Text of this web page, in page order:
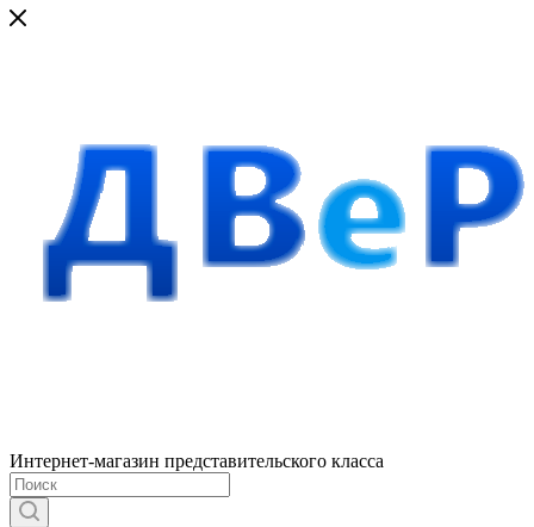
Интернет-магазин представительского класса